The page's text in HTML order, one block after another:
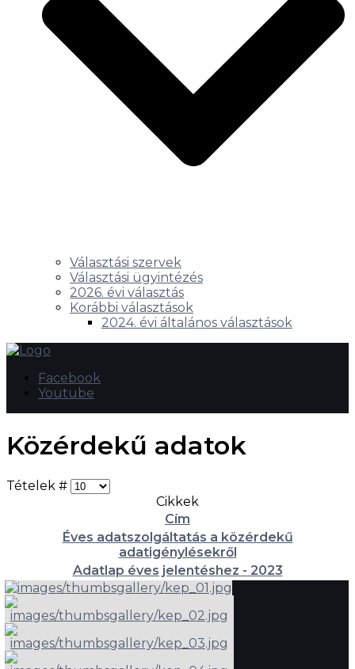
Választási szervek
Választási ügyintézés
2026. évi választás
Korábbi választások
2024. évi általános választások
Facebook
Youtube
Közérdekű adatok
Tételek #
Cikkek
Cím
Éves adatszolgáltatás a közérdekű
adatigénylésekről
Adatlap éves jelentéshez - 2023